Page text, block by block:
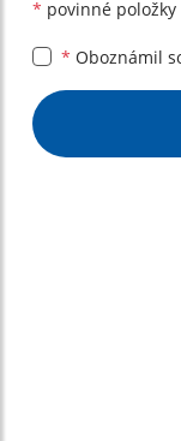
* povinné položky
* Oboznámil
Google